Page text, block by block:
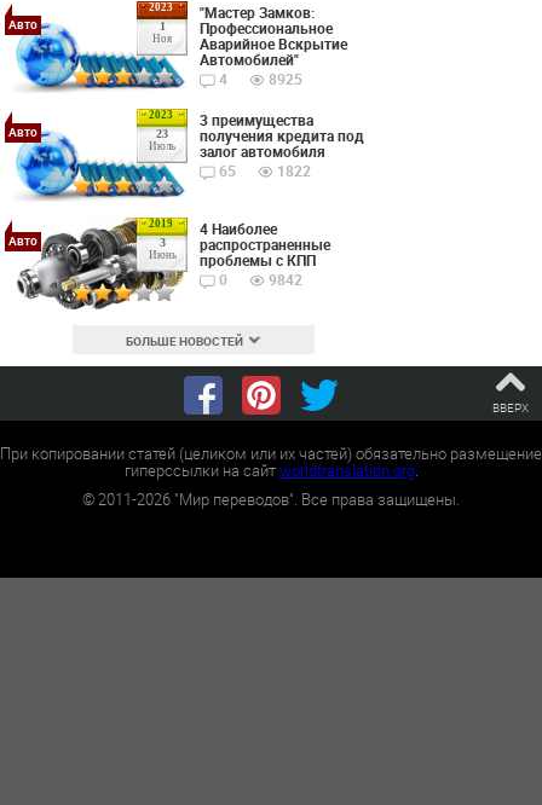
2023
1
Ноя
Авто
"Мастер Замков:
Профессиональное
Аварийное Вскрытие
Автомобилей"
4
8925
2023
23
Июль
Авто
3 преимущества
получения кредита под
залог автомобиля
65
1822
2019
3
Июнь
Авто
4 Наиболее
распространенные
проблемы с КПП
0
9842
БОЛЬШЕ НОВОСТЕЙ
ВВЕРХ
При копировании статей (целиком или их частей) обязательно размещение
гиперссылки на сайтworldtranslation.org.
©2011-2026 "Мир переводов". Все права защищены.